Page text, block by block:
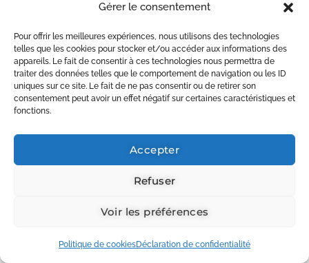
Gérer le consentement
Pour offrir les meilleures expériences, nous utilisons des technologies
telles que les cookies pour stocker et/ou accéder aux informations des
appareils. Le fait de consentir à ces technologies nous permettra de
traiter des données telles que le comportement de navigation ou les ID
uniques sur ce site. Le fait de ne pas consentir ou de retirer son
consentement peut avoir un effet négatif sur certaines caractéristiques et
fonctions.
Accepter
Refuser
Voir les préférences
Politique de cookiesDéclaration de confidentialité